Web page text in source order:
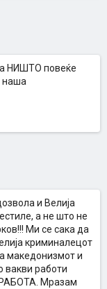
НИШТО повеќе
наша
и Велија
а не што не
Mи се сака да
криминалецот
македонизмот и
вакви работи
Мразам